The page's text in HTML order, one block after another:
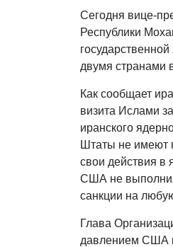
Сегодня вице-
Республики
двумя странами
Как сообщает
визита Ислами
иранского
Штаты не имеют
свои действия в
США не
санкции на
Глава
давлением США